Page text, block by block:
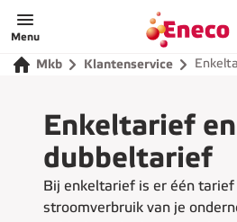
Menu
Mkb Klantenservice
Enkeltarief en
dubbeltarief
Bij enkeltarief is er één
stroomverbruik van je